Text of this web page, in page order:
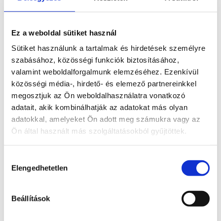
Ez a weboldal sütiket használ
Sütiket használunk a tartalmak és hirdetések személyre
szabásához, közösségi funkciók biztosításához,
valamint weboldalforgalmunk elemzéséhez. Ezenkívül
közösségi média-, hirdető- és elemező partnereinkkel
megosztjuk az Ön weboldalhasználatra vonatkozó
adatait, akik kombinálhatják az adatokat más olyan
adatokkal, amelyeket Ön adott meg számukra vagy az
Ön által használt más szolgáltatásokból gyűjtöttek.
kiválasztása
Elengedhetetlen
Beállítások
Kapcsolódó termékek
Érdekelhetnek még…
Fém
golyótartó M
1 490Ft